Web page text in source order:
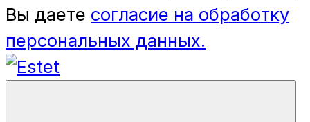
Вы даете согласие на обработку
персональных данных.